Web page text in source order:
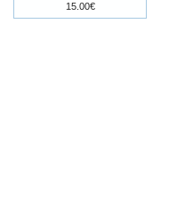
15.00€